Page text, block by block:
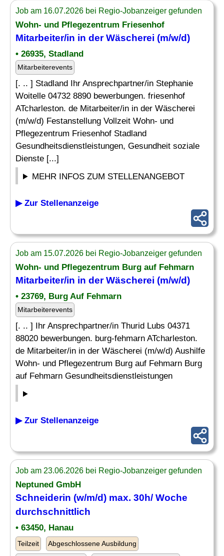
Job am 16.07.2026 bei Regio-Jobanzeiger gefunden
Wohn- und Pflegezentrum Friesenhof
Mitarbeiter/in in der Wäscherei (m/w/d)
• 26935, Stadland
Mitarbeiterevents
[. .. ] Stadland Ihr Ansprechpartner/in Stephanie
Woitelle 04732 8890 bewerbungen. friesenhof
ATcharleston. de Mitarbeiter/in in der Wäscherei
(m/w/d) Festanstellung Vollzeit Wohn- und
Pflegezentrum Friesenhof Stadland
Gesundheitsdienstleistungen, Gesundheit soziale
Dienste [...]
MEHR INFOS ZUM STELLENANGEBOT
▶ Zur Stellenanzeige
Job am 15.07.2026 bei Regio-Jobanzeiger gefunden
Wohn- und Pflegezentrum Burg auf Fehmarn
Mitarbeiter/in in der Wäscherei (m/w/d)
• 23769, Burg Auf Fehmarn
Mitarbeiterevents
[. .. ] Ihr Ansprechpartner/in Thurid Lubs 04371
88020 bewerbungen. burg-fehmarn ATcharleston.
de Mitarbeiter/in in der Wäscherei (m/w/d) Aushilfe
Wohn- und Pflegezentrum Burg auf Fehmarn Burg
auf Fehmarn Gesundheitsdienstleistungen
▶ Zur Stellenanzeige
Job am 23.06.2026 bei Regio-Jobanzeiger gefunden
Neptuned GmbH
Schneiderin (w/m/d) max. 30h/ Woche
durchschnittlich
• 63450, Hanau
Teilzeit Abgeschlossene Ausbildung